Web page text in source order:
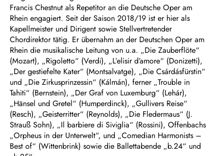
Francis Chestnut als Repetitor an die Deutsche Oper am
Rhein engagiert. Seit der Saison 2018/19 ist er hier als
Kapellmeister und Dirigent sowie Stellvertretender
Chordirektor tätig. Er übernahm an der Deutschen Oper am
Rhein die musikalische Leitung von u.a. „Die Zauberflöte“
(Mozart), „Rigoletto“ (Verdi), „L’elisir d’amore“ (Donizetti),
„Der gestiefelte Kater“ (Montsalvatge), „Die Csárdásfürstin“
und „Die Zirkusprinzessin“ (Kálmán), ferner „Trouble in
Tahiti“ (Bernstein), „Der Graf von Luxemburg“ (Lehár),
„Hänsel und Gretel“ (Humperdinck), „Gullivers Reise“
(Resch), „Geisterritter“ (Reynolds), „Die Fledermaus“ (J.
Strauß Sohn), „Il barbiere di Siviglia“ (Rossini), Offenbachs
„Orpheus in der Unterwelt“, und „Comedian Harmonists –
Best of“ (Wittenbrink) sowie die Ballettabende „b.24“ und